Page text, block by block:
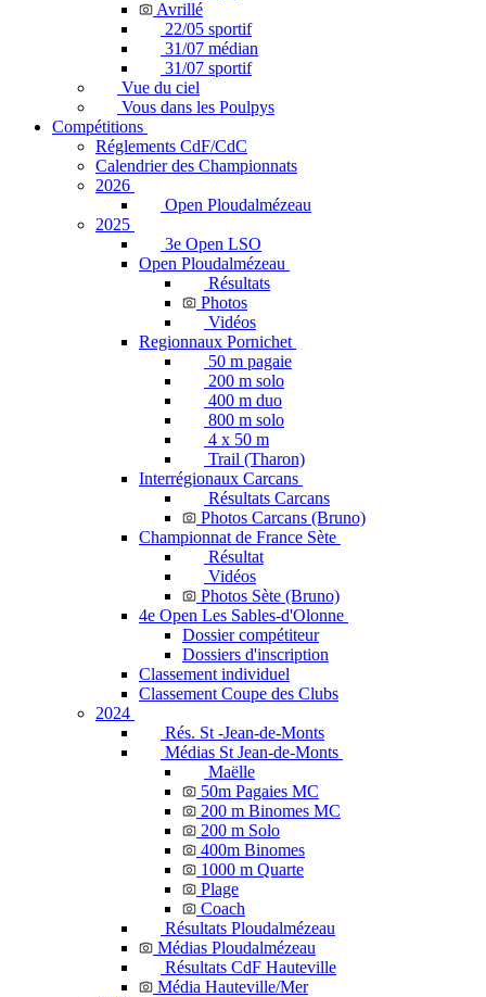
Avrillé
22/05 sportif
31/07 médian
31/07 sportif
Vue du ciel
Vous dans les Poulpys
Compétitions
Réglements CdF/CdC
Calendrier des Championnats
2026
Open Ploudalmézeau
2025
3e Open LSO
Open Ploudalmézeau
Résultats
Photos
Vidéos
Regionnaux Pornichet
50 m pagaie
200 m solo
400 m duo
800 m solo
4 x 50 m
Trail (Tharon)
Interrégionaux Carcans
Résultats Carcans
Photos Carcans (Bruno)
Championnat de France Sète
Résultat
Vidéos
Photos Sète (Bruno)
4e Open Les Sables-d'Olonne
Dossier compétiteur
Dossiers d'inscription
Classement individuel
Classement Coupe des Clubs
2024
Rés. St -Jean-de-Monts
Médias St Jean-de-Monts
Maëlle
50m Pagaies MC
200 m Binomes MC
200 m Solo
400m Binomes
1000 m Quarte
Plage
Coach
Résultats Ploudalmézeau
Médias Ploudalmézeau
Résultats CdF Hauteville
Média Hauteville/Mer